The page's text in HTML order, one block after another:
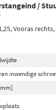
/
Vooras
inwendige